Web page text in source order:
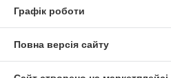
Графік роботи
Повна версія сайту